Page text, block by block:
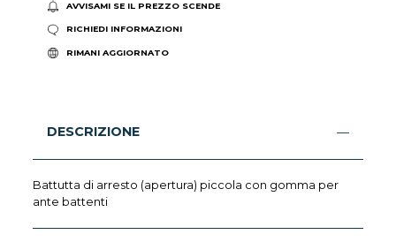
AVVISAMI SE IL PREZZO SCENDE
RICHIEDI INFORMAZIONI
RIMANI AGGIORNATO
DESCRIZIONE
Battutta di arresto (apertura) piccola con gomma per
ante battenti